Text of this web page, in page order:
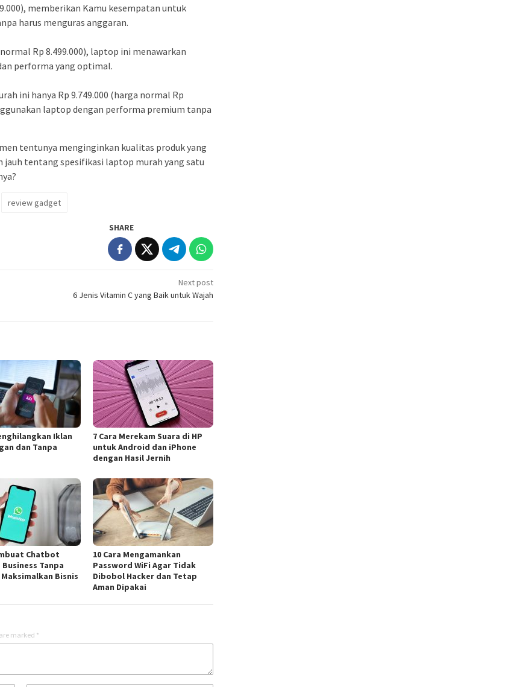
memberikan Kamu kesempatan untuk
harus menguras anggaran.
Rp 8.499.000), laptop ini menawarkan
performa yang optimal.
ini hanya Rp 9.749.000 (harga normal Rp
laptop dengan performa premium tanpa
tentunya menginginkan kualitas produk yang
jauh tentang spesifikasi laptop murah yang satu
review gadget
SHARE
Next post
6 Jenis Vitamin C yang Baik untuk Wajah
Iklan
dan Tanpa
7 Cara Merekam Suara di HP
untuk Android dan iPhone
dengan Hasil Jernih
Chatbot
Tanpa
Bisnis
10 Cara Mengamankan
Password WiFi Agar Tidak
Dibobol Hacker dan Tetap
Aman Dipakai
marked *